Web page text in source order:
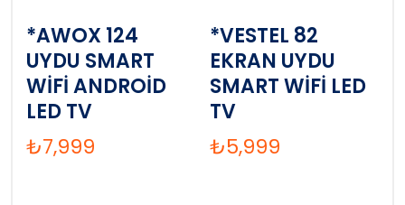
*AWOX 124
UYDU SMART
WİFİ ANDROİD
LED TV
₺7,999
*VESTEL 82
EKRAN UYDU
SMART WİFİ LED
TV
₺5,999